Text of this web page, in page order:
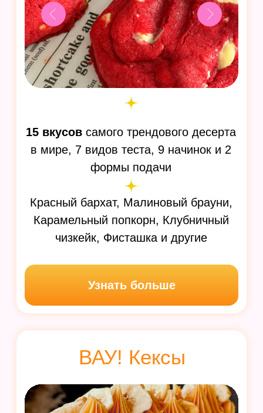
20 видов
современной пасхальной
выпечки, подарите теплые эмоции
и аромат праздника из детства
Узнать больше
СБОРНИКИ РЕЦЕПТОВ
13 сладких пирогов: тертый пирог
со смородиной, творожная галета,
сливовый тарт и др
приготовление!
20 пирогов